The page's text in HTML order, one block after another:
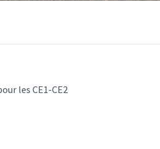
les CE1-CE2